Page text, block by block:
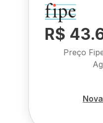
R$
Preço